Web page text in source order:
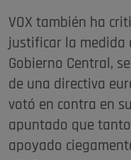
VOX también ha
justificar la medida
Gobierno Central,
de una directiva
votó en contra en
apuntado que tanto
apoyado